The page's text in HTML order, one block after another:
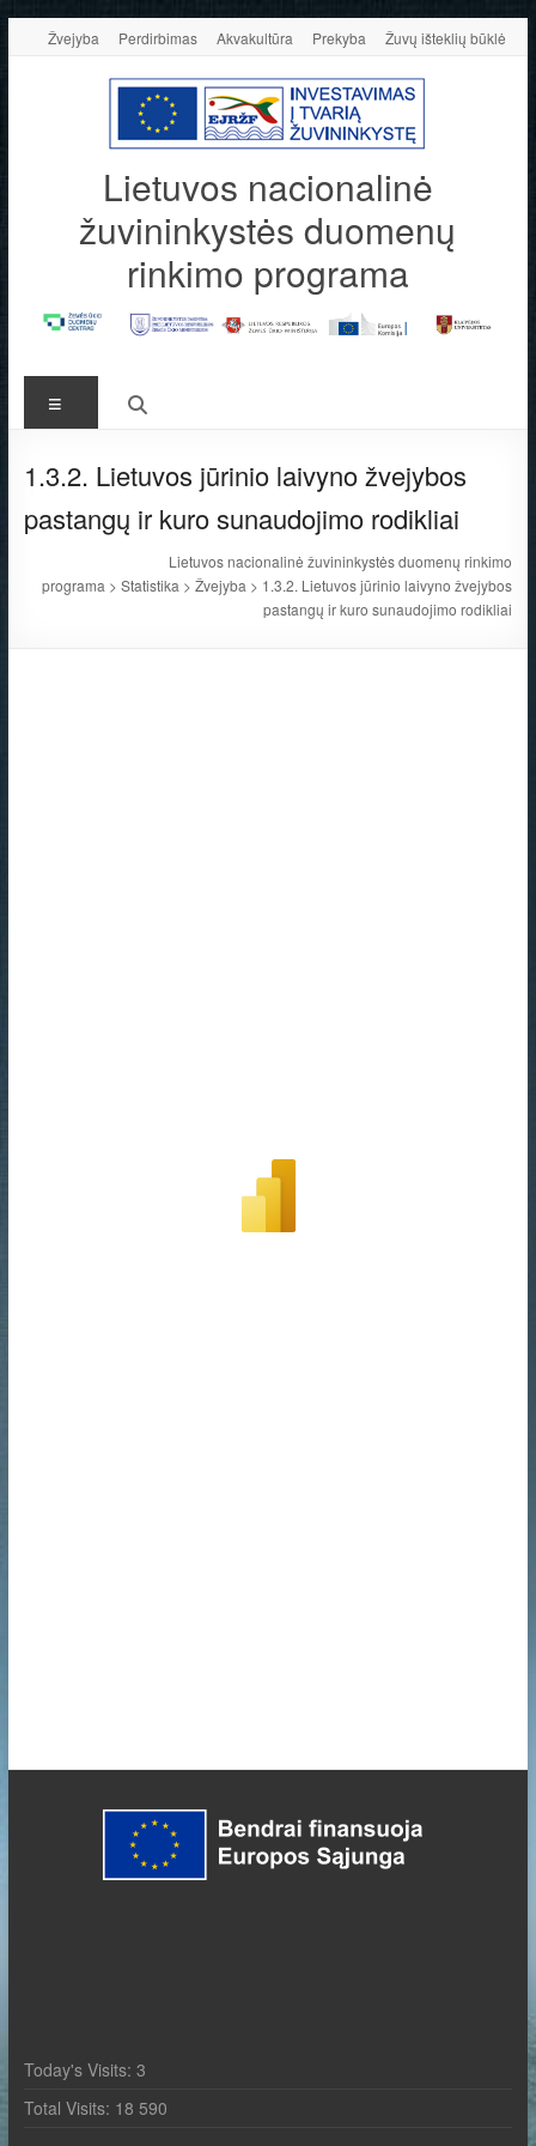
Žvejyba Perdirbimas Akvakultūra Prekyba Žuvų išteklių būklė
Lietuvos nacionalinė
žuvininkystės duomenų
rinkimo programa
Meniu
1.3.2. Lietuvos jūrinio laivyno žvejybos
pastangų ir kuro sunaudojimo rodikliai
Lietuvos nacionalinė žuvininkystės duomenų rinkimo
programa >Statistika >Žvejyba > 1.3.2. Lietuvos jūrinio laivyno žvejybos
pastangų ir kuro sunaudojimo rodikliai
Today's Visits: 3
Total Visits: 18 590